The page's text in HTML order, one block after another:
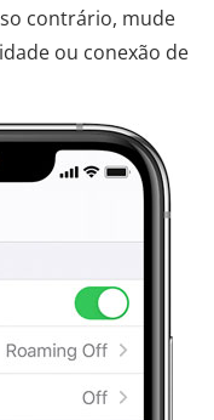
contrário, mude
ou conexão de